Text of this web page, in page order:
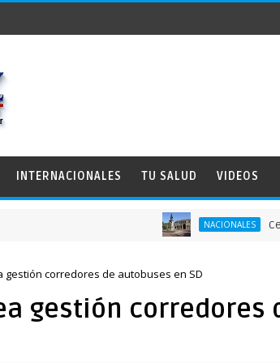
INTERNACIONALES TU SALUD VIDEOS
NACIONALES Celebran
gestión corredores de autobuses en SD
gestión corredores